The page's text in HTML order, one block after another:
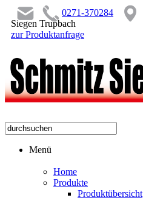
0271-370284
Siegen Trupbach
zur Produktanfrage
Menü
Home
Produkte
Produktübersicht